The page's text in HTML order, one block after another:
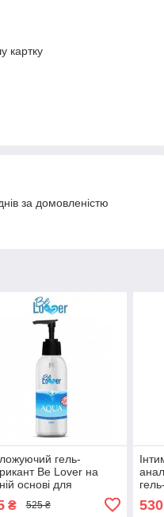
картку
за домовленістю
гель-
Be Lover на
основі для
комфорту (100
₴ 525 ₴ 530